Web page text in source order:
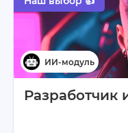
Разработчик